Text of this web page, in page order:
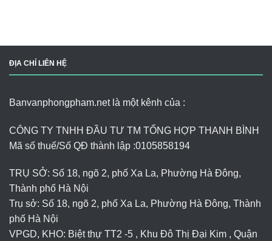
ĐỊA CHỈ LIÊN HỆ
Banvanphongpham.net là một kênh của :
CÔNG TY TNHH ĐẦU TƯ TM TỔNG HỢP THANH BÌNH
Mã số thuế/Số QĐ thành lập :0105858194
TRỤ SỞ: Số 18, ngõ 2, phố Xa La, Phường Hà Đông,
Thành phố Hà Nội
Trụ sở: Số 18, ngõ 2, phố Xa La, Phường Hà Đông, Thành
phố Hà Nội
VPGD, KHO: Biệt thự TT2 -5 , Khu Đô Thị Đại Kim , Quận